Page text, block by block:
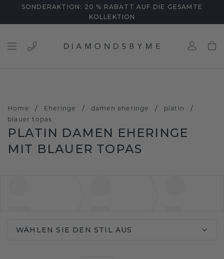
SONDERAKTION: 20 % RABATT AUF DIE GESAMTE
KOLLEKTION
Home / Eheringe / damen eheringe / platin /
blauer topas
PLATIN DAMEN EHERINGE
MIT BLAUER TOPAS
WÄHLEN SIE DEN STIL AUS